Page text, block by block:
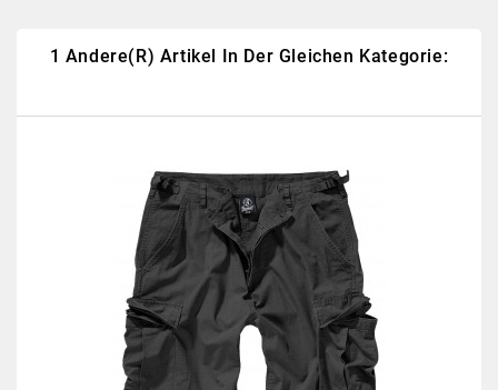
1 Andere(r) Artikel In Der Gleichen Kategorie: